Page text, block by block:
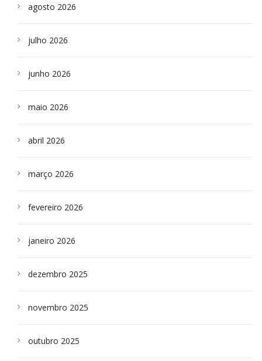
agosto 2026
julho 2026
junho 2026
maio 2026
abril 2026
março 2026
fevereiro 2026
janeiro 2026
dezembro 2025
novembro 2025
outubro 2025